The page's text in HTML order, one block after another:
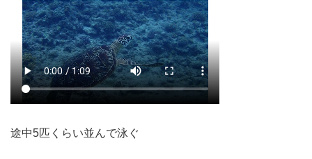
途中5匹くらい並んで泳ぐ